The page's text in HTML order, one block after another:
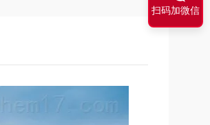
扫码加微信